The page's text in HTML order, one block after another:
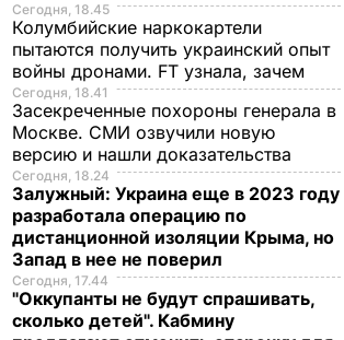
Сегодня, 18.45
Колумбийские наркокартели
пытаются получить украинский опыт
войны дронами. FT узнала, зачем
Сегодня, 18.41
Засекреченные похороны генерала в
Москве. СМИ озвучили новую
версию и нашли доказательства
Сегодня, 18.24
Залужный: Украина еще в 2023 году
разработала операцию по
дистанционной изоляции Крыма, но
Запад в нее не поверил
Сегодня, 17.44
"Оккупанты не будут спрашивать,
сколько детей". Кабмину